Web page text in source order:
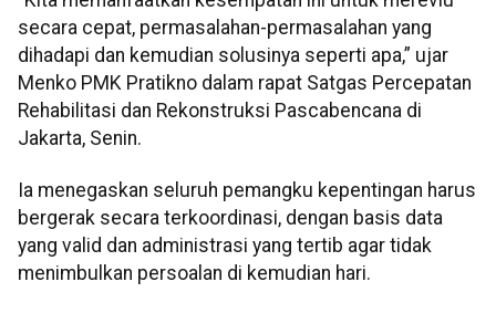
secara cepat, permasalahan-permasalahan yang
dihadapi dan kemudian solusinya seperti apa,” ujar
Menko PMK Pratikno dalam rapat Satgas Percepatan
Rehabilitasi dan Rekonstruksi Pascabencana di
Jakarta, Senin.
Ia menegaskan seluruh pemangku kepentingan harus
bergerak secara terkoordinasi, dengan basis data
yang valid dan administrasi yang tertib agar tidak
menimbulkan persoalan di kemudian hari.